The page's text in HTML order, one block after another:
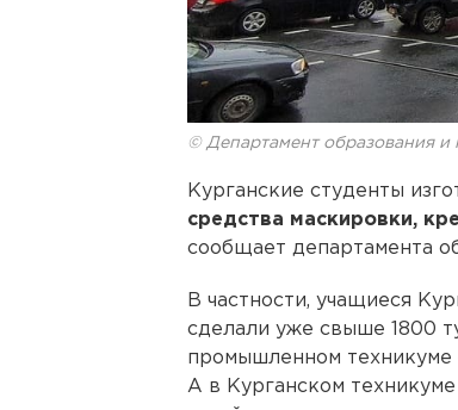
© Департамент образования и
Курганские студенты
средства маскировки,
сообщает департамента
В частности, учащиеся
сделали уже свыше 1800
промышленном техникуме
А в Курганском